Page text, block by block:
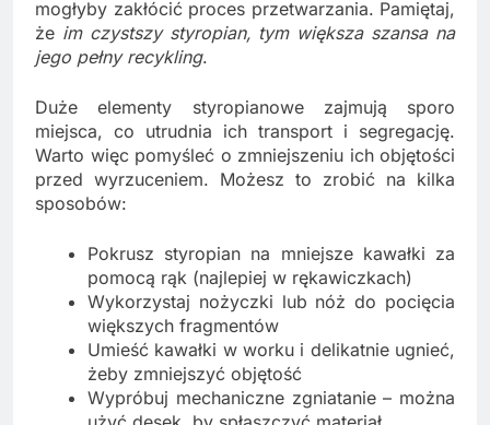
mogłyby zakłócić proces przetwarzania. Pamiętaj,
że im czystszy styropian, tym większa szansa na
jego pełny recykling.
Duże elementy styropianowe zajmują sporo
miejsca, co utrudnia ich transport i segregację.
Warto więc pomyśleć o zmniejszeniu ich objętości
przed wyrzuceniem. Możesz to zrobić na kilka
sposobów:
Pokrusz styropian na mniejsze kawałki za
pomocą rąk (najlepiej w rękawiczkach)
Wykorzystaj nożyczki lub nóż do pocięcia
większych fragmentów
Umieść kawałki w worku i delikatnie ugnieć,
żeby zmniejszyć objętość
Wypróbuj mechaniczne zgniatanie – można